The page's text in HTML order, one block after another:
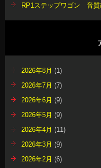
RP1ステップワゴン 音
2026年8月 (1)
2026年7月 (7)
2026年6月 (9)
2026年5月 (9)
2026年4月 (11)
2026年3月 (9)
2026年2月 (6)